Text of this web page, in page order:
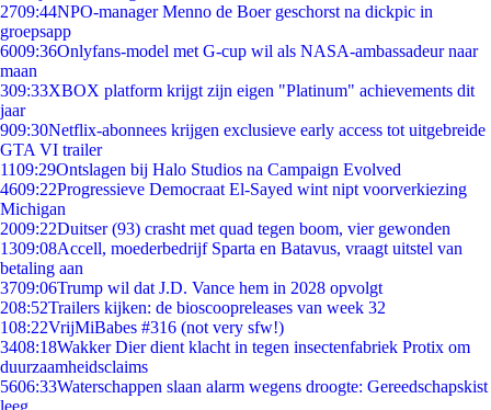
2709:44NPO-manager Menno de Boer geschorst na dickpic in
groepsapp
6009:36Onlyfans-model met G-cup wil als NASA-ambassadeur naar
maan
309:33XBOX platform krijgt zijn eigen "Platinum" achievements dit
jaar
909:30Netflix-abonnees krijgen exclusieve early access tot uitgebreide
GTA VI trailer
1109:29Ontslagen bij Halo Studios na Campaign Evolved
4609:22Progressieve Democraat El-Sayed wint nipt voorverkiezing
Michigan
2009:22Duitser (93) crasht met quad tegen boom, vier gewonden
1309:08Accell, moederbedrijf Sparta en Batavus, vraagt uitstel van
betaling aan
3709:06Trump wil dat J.D. Vance hem in 2028 opvolgt
208:52Trailers kijken: de bioscoopreleases van week 32
108:22VrijMiBabes #316 (not very sfw!)
3408:18Wakker Dier dient klacht in tegen insectenfabriek Protix om
duurzaamheidsclaims
5606:33Waterschappen slaan alarm wegens droogte: Gereedschapskist
leeg